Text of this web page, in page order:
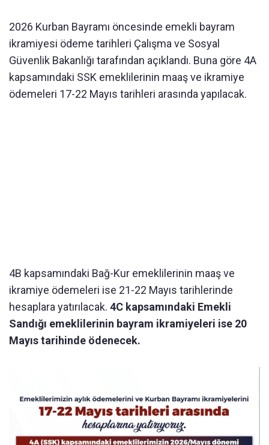
2026 Kurban Bayramı öncesinde emekli bayram
ikramiyesi ödeme tarihleri Çalışma ve Sosyal
Güvenlik Bakanlığı tarafından açıklandı. Buna göre 4A
kapsamındaki SSK emeklilerinin maaş ve ikramiye
ödemeleri 17-22 Mayıs tarihleri arasında yapılacak.
4B kapsamındaki Bağ-Kur emeklilerinin maaş ve
ikramiye ödemeleri ise 21-22 Mayıs tarihlerinde
hesaplara yatırılacak. 4C kapsamındaki Emekli
Sandığı emeklilerinin bayram ikramiyeleri ise 20
Mayıs tarihinde ödenecek.